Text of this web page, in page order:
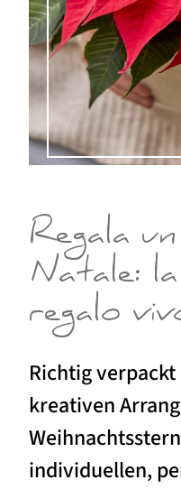
Regala
Natale:
regalo
Richtig
kreativen
individuellen,